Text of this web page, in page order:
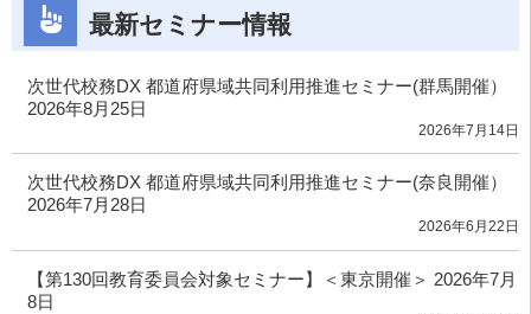
最新セミナー情報
次世代校務DX 都道府県域共同利用推進セミナー(群馬開催）
2026年8月25日
2026年7月14日
次世代校務DX 都道府県域共同利用推進セミナー(奈良開催）
2026年7月28日
2026年6月22日
【第130回教育委員会対象セミナー】＜東京開催＞ 2026年7月
8日